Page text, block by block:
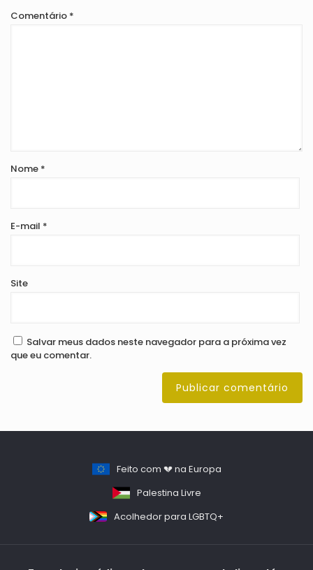
Comentário *
Nome *
E-mail *
Site
Salvar meus dados neste navegador para a próxima vez
que eu comentar.
Feito com 💔 na Europa
Palestina Livre
Acolhedor para LGBTQ+